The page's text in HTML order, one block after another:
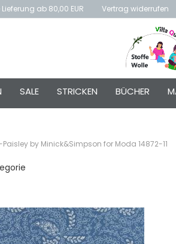
ab 80,00 EUR Vertrag widerrufen
SALE STRICKEN BÜCHER
by Minick&Simpson for Moda 14872-11